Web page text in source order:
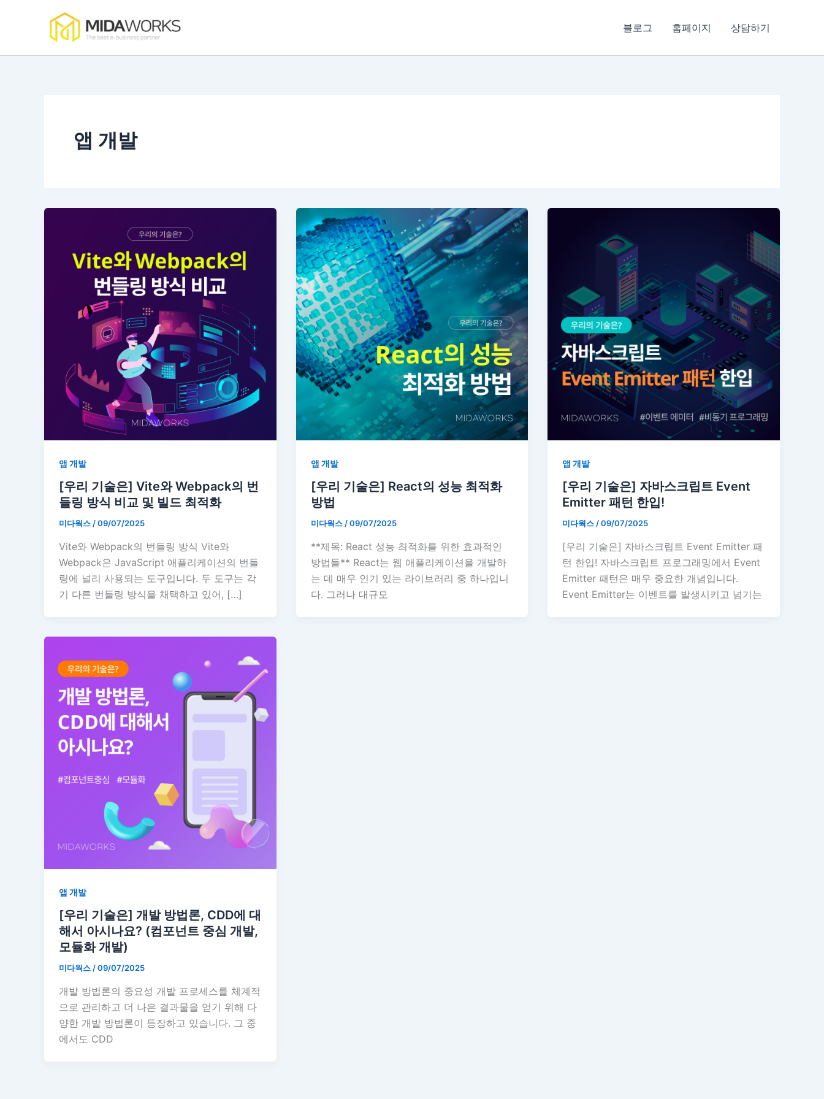
로
블로그 홈페이지 상담하기
앱 개발
앱 개발
[우리 기술은] Vite와 Webpack의 번
들링 방식 비교 및 빌드 최적화
미다웍스/09/07/2025
Vite와 Webpack의 번들링 방식 Vite와
Webpack은 JavaScript 애플리케이션의 번들
링에 널리 사용되는 도구입니다. 두 도구는 각
기 다른 번들링 방식을 채택하고 있어, […]
앱 개발
[우리 기술은] React의 성능 최적화
방법
미다웍스/09/07/2025
**제목: React 성능 최적화를 위한 효과적인
방법들** React는 웹 애플리케이션을 개발하
는 데 매우 인기 있는 라이브러리 중 하나입니
다. 그러나 대규모
앱 개발
[우리 기술은] 자바스크립트 Event
Emitter 패턴 한입!
미다웍스/09/07/2025
[우리 기술은] 자바스크립트 Event Emitter 패
턴 한입! 자바스크립트 프로그래밍에서 Event
Emitter 패턴은 매우 중요한 개념입니다.
Event Emitter는 이벤트를 발생시키고 넘기는
앱 개발
[우리 기술은] 개발 방법론, CDD에 대
해서 아시나요? (컴포넌트 중심 개발,
모듈화 개발)
미다웍스/09/07/2025
개발 방법론의 중요성 개발 프로세스를 체계적
으로 관리하고 더 나은 결과물을 얻기 위해 다
양한 개발 방법론이 등장하고 있습니다. 그 중
에서도 CDD